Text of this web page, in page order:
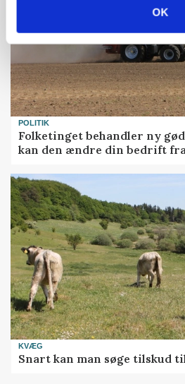
OK
POLITIK
Folketinget behandler ny
kan den ændre din bedrift
KVÆG
Snart kan man søge tilskud